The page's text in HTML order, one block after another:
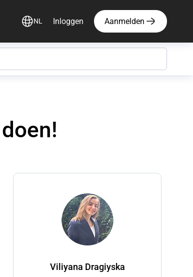
NL Inloggen Aanmelden
Viliyana Dragiyska